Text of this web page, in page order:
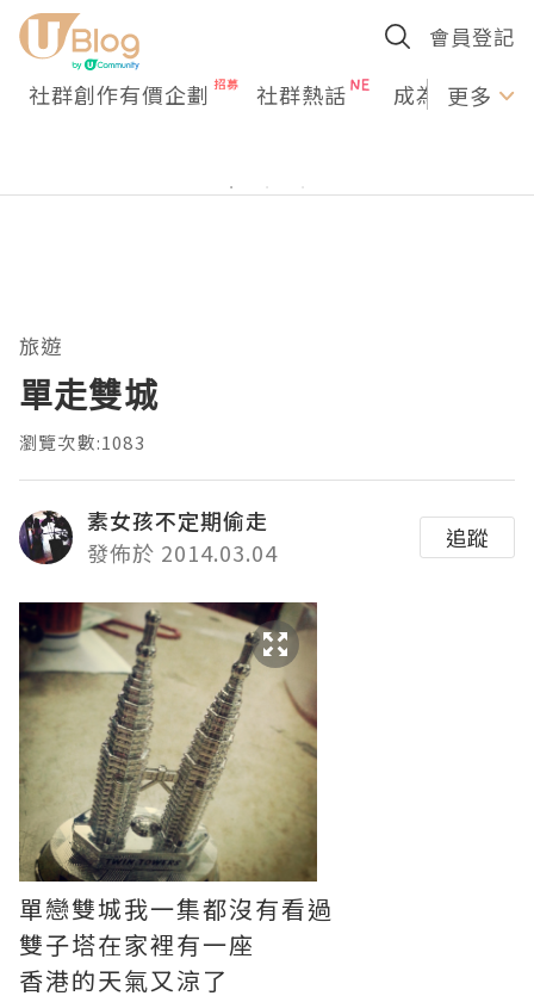
會員登記
社群創作有價企劃 社群熱話 成為U更多
旅遊
單走雙城
瀏覽次數:1083
素女孩不定期偷走
發佈於 2014.03.04
追蹤
單戀雙城我一集都沒有看過
雙子塔在家裡有一座
香港的天氣又涼了